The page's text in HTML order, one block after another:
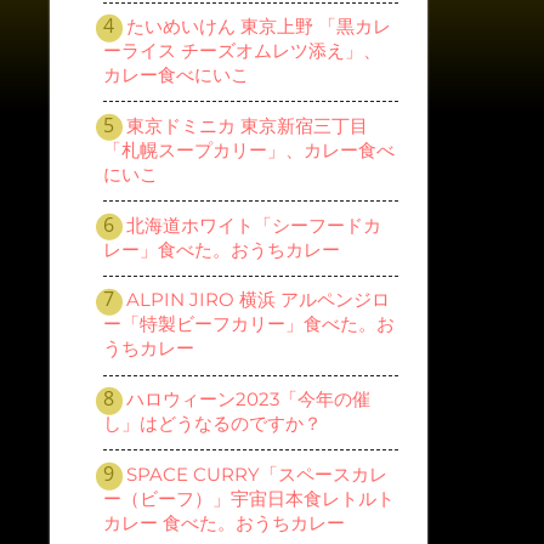
たいめいけん 東京上野 「黒カレ
ーライス チーズオムレツ添え」、
カレー食べにいこ
東京ドミニカ 東京新宿三丁目
「札幌スープカリー」、カレー食べ
にいこ
北海道ホワイト「シーフードカ
レー」食べた。おうちカレー
ALPIN JIRO 横浜 アルペンジロ
ー「特製ビーフカリー」食べた。お
うちカレー
ハロウィーン2023「今年の催
し」はどうなるのですか？
SPACE CURRY「スペースカレ
ー（ビーフ）」宇宙日本食レトルト
カレー 食べた。おうちカレー